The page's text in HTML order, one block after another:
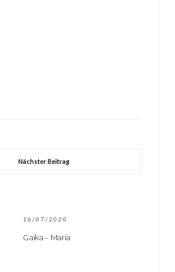
Nächster Beitrag
16/07/2020
Gaika – Maria